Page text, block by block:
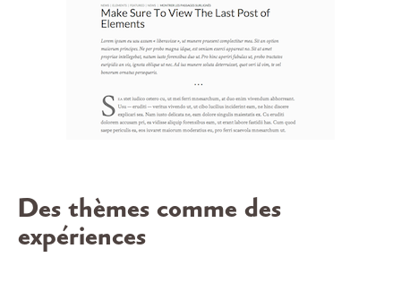
Des thèmes comme des
expériences